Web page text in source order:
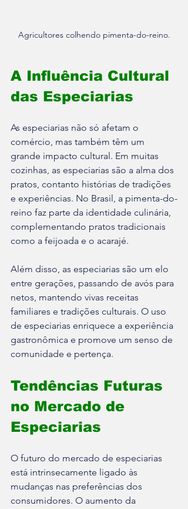
Agricultores colhendo pimenta-do-reino.
A Influência Cultural
das Especiarias
As especiarias não só afetam o
comércio, mas também têm um
grande impacto cultural. Em muitas
cozinhas, as especiarias são a alma dos
pratos, contanto histórias de tradições
e experiências. No Brasil, a pimenta-do-
reino faz parte da identidade culinária,
complementando pratos tradicionais
como a feijoada e o acarajé.
Além disso, as especiarias são um elo
entre gerações, passando de avós para
netos, mantendo vivas receitas
familiares e tradições culturais. O uso
de especiarias enriquece a experiência
gastronômica e promove um senso de
comunidade e pertença.
Tendências Futuras
no Mercado de
Especiarias
O futuro do mercado de especiarias
está intrinsecamente ligado às
mudanças nas preferências dos
consumidores. O aumento da